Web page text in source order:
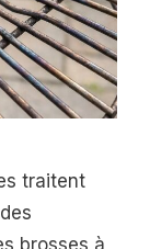
traitent
brosses à